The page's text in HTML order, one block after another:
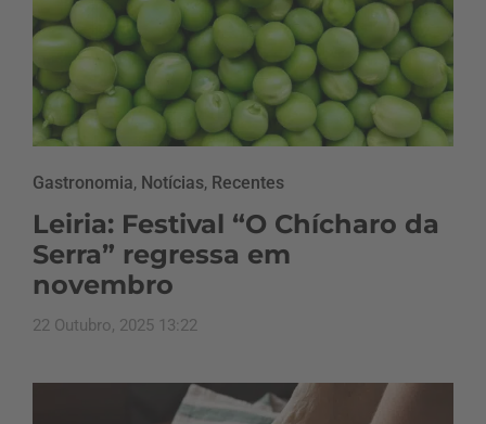
Gastronomia, Notícias, Recentes
Leiria: Festival “O Chícharo da
Serra” regressa em
novembro
22 Outubro, 2025 13:22